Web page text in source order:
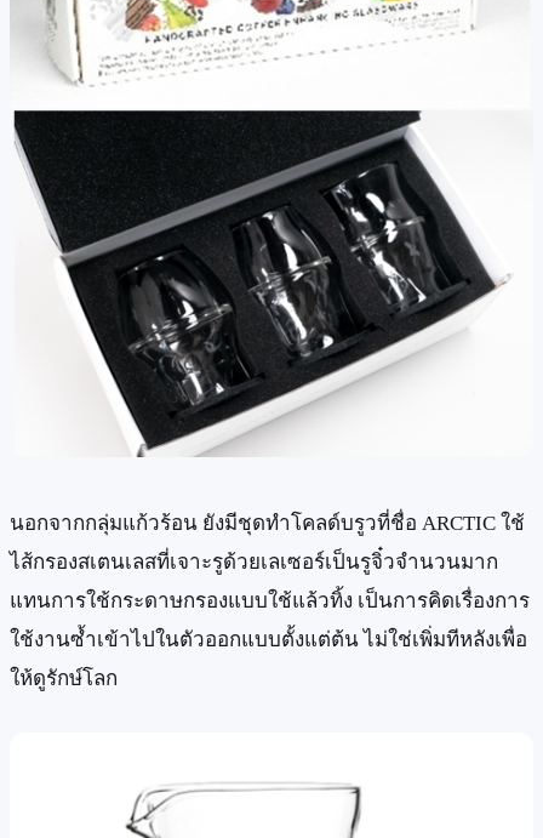
นอกจากกลุ่มแก้วร้อน ยังมีชุดทำโคลด์บรูวที่ชื่อ ARCTIC ใช้
ไส้กรองสเตนเลสที่เจาะรูด้วยเลเซอร์เป็นรูจิ๋วจำนวนมาก
แทนการใช้กระดาษกรองแบบใช้แล้วทิ้ง เป็นการคิดเรื่องการ
ใช้งานซ้ำเข้าไปในตัวออกแบบตั้งแต่ต้น ไม่ใช่เพิ่มทีหลังเพื่อ
ให้ดูรักษ์โลก